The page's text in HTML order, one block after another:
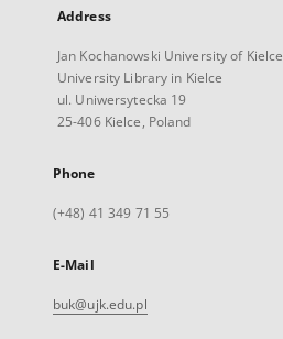
Address
Jan Kochanowski University of Kielce
University Library in Kielce
ul. Uniwersytecka 19
25-406 Kielce, Poland
Phone
(+48) 41 349 71 55
E-Mail
buk@ujk.edu.pl